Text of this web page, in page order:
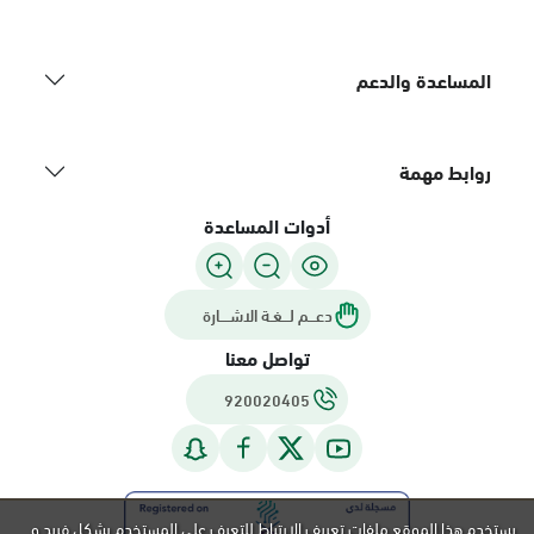
المساعدة والدعم
روابط مهمة
أدوات المساعدة
دعـــم لـــغـة الاشــــارة
تواصل معنا
920020405
يستخدم هذا الموقع ملفات تعريف الارتباط للتعرف على المستخدم بشكل فريد و